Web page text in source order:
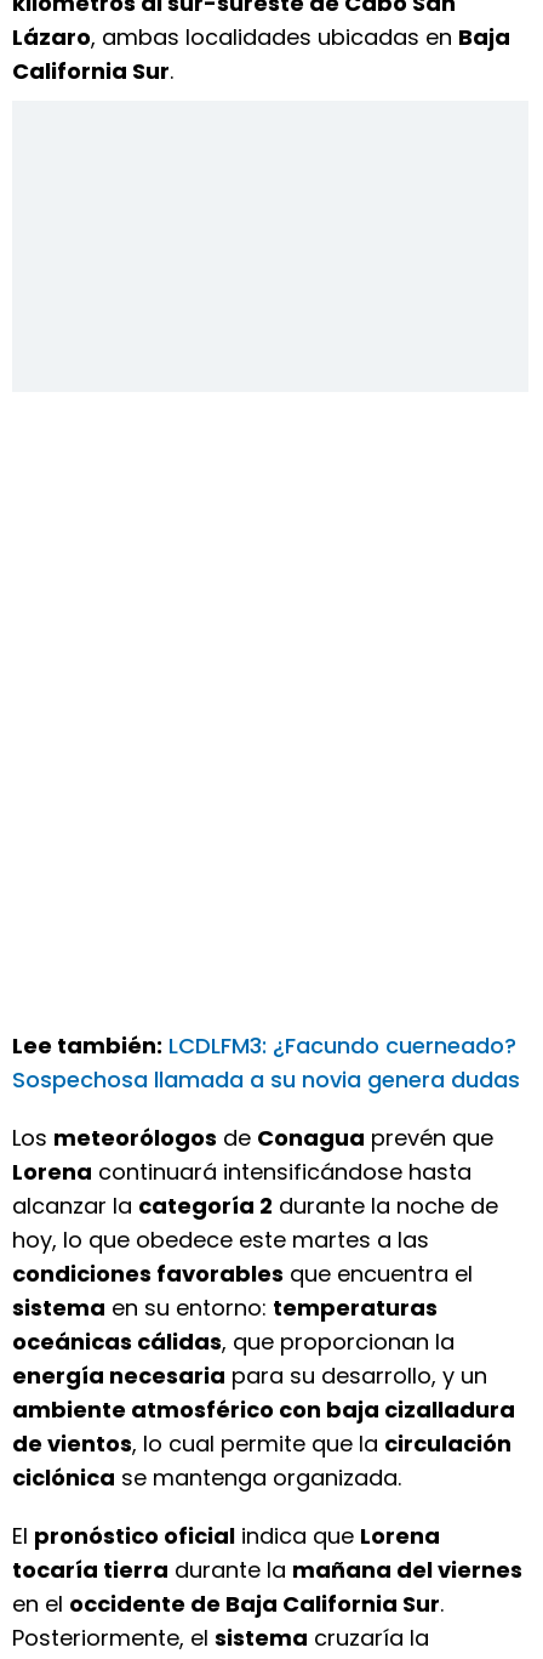
Lázaro, ambas localidades ubicadas en Baja
California Sur.
Lee también: LCDLFM3: ¿Facundo cuerneado?
Sospechosa llamada a su novia genera dudas
Los meteorólogos de Conagua prevén que
Lorena continuará intensificándose hasta
alcanzar la categoría 2 durante la noche de
hoy, lo que obedece este martes a las
condiciones favorables que encuentra el
sistema en su entorno: temperaturas
oceánicas cálidas, que proporcionan la
energía necesaria para su desarrollo, y un
ambiente atmosférico con baja cizalladura
de vientos, lo cual permite que la circulación
ciclónica se mantenga organizada.
El pronóstico oficial indica que Lorena
tocaría tierra durante la mañana del viernes
en el occidente de Baja California Sur.
Posteriormente, el sistema cruzaría la